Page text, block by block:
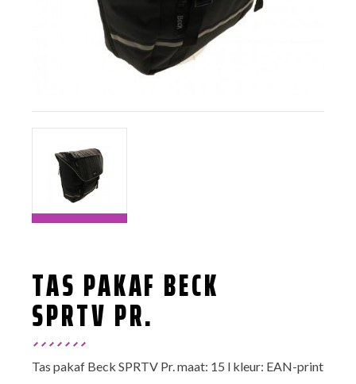
TAS PAKAF BECK
SPRTV PR.
Tas pakaf Beck SPRTV Pr. maat: 15 l kleur: EAN-print